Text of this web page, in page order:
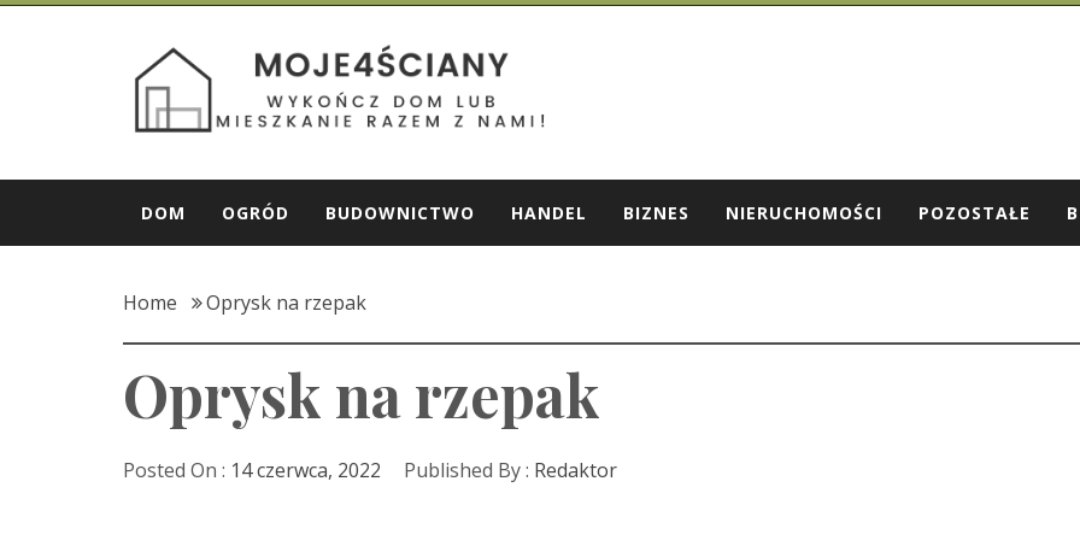
Skip
Moje 4 Ściany
DOM OGRÓD BUDOWNICTWO HANDEL BIZNES NIERUCHOMOŚCI POZOSTAŁE
Home Oprysk na rzepak
Oprysk na rzepak
Posted On : 14 czerwca, 2022 Published By : Redaktor